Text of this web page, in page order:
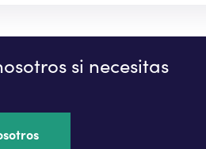
si necesitas